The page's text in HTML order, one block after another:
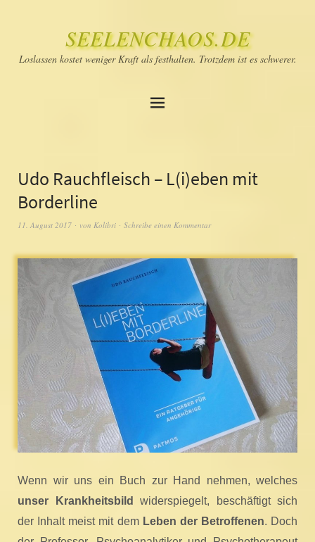
SEELENCHAOS.DE
Loslassen kostet weniger Kraft als festhalten. Trotzdem ist es schwerer.
Udo Rauchfleisch – L(i)eben mit
Borderline
11. August 2017 von Kolibri Schreibe einen Kommentar
Wenn wir uns ein Buch zur Hand nehmen, welches
unser Krankheitsbild
widerspiegelt, beschäftigt sich
der Inhalt meist mit dem Leben der Betroffenen. Doch